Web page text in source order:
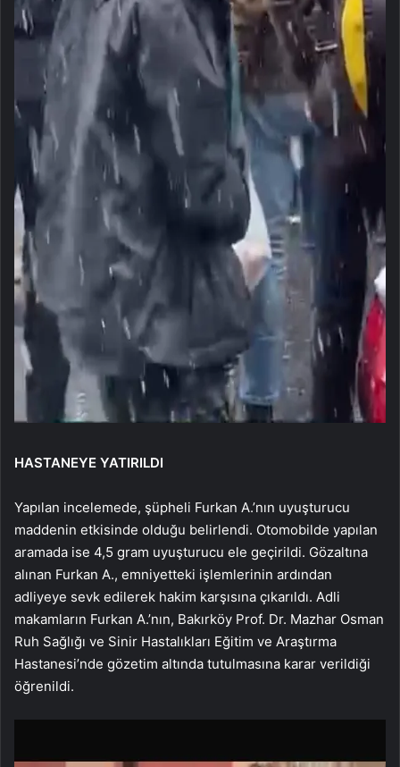
HASTANEYE YATIRILDI
Yapılan incelemede, şüpheli Furkan A.’nın uyuşturucu
maddenin etkisinde olduğu belirlendi. Otomobilde yapılan
aramada ise 4,5 gram uyuşturucu ele geçirildi. Gözaltına
alınan Furkan A., emniyetteki işlemlerinin ardından
adliyeye sevk edilerek hakim karşısına çıkarıldı. Adli
makamların Furkan A.’nın, Bakırköy Prof. Dr. Mazhar Osman
Ruh Sağlığı ve Sinir Hastalıkları Eğitim ve Araştırma
Hastanesi’nde gözetim altında tutulmasına karar verildiği
öğrenildi.